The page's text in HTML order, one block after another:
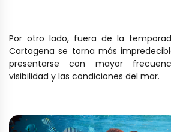
Por otro lado, fuera de la
Cartagena se torna más
presentarse con mayor
visibilidad y las condiciones del mar.